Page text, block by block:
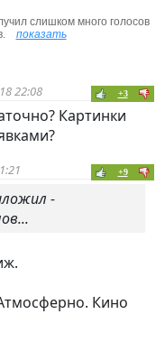
слишком много голосов
показать
22:08 +3
Картинки
+9
-
Кино